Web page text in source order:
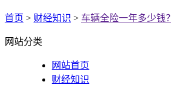
首页 > 财经知识 > 车辆全险一年多少钱？
网站分类
网站首页
财经知识